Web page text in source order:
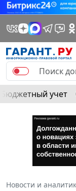
Бюджетный учет
Новости и